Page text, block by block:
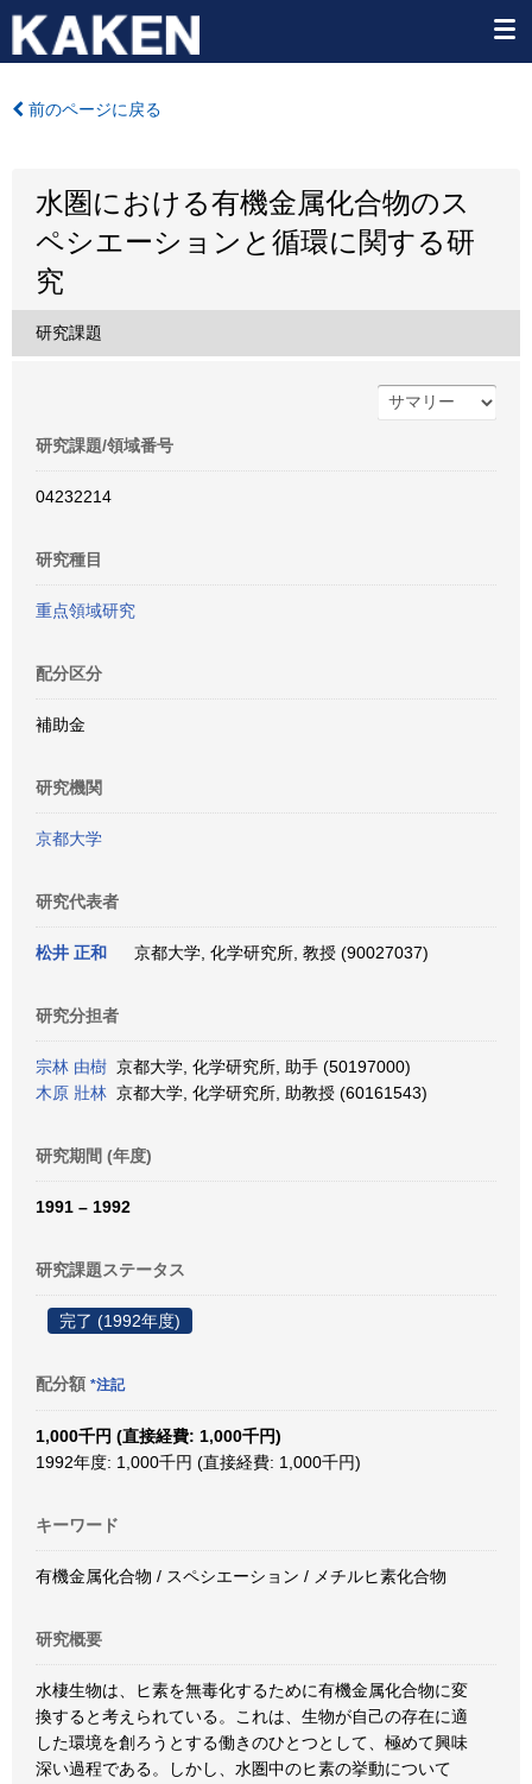
前のページに戻る
水圏における有機金属化合物のス
ペシエーションと循環に関する研
究
研究課題
研究課題/領域番号
04232214
研究種目
重点領域研究
配分区分
補助金
研究機関
京都大学
研究代表者
松井 正和 京都大学, 化学研究所, 教授 (90027037)
研究分担者
宗林 由樹 京都大学, 化学研究所, 助手 (50197000)
木原 壯林 京都大学, 化学研究所, 助教授 (60161543)
研究期間 (年度)
1991 – 1992
研究課題ステータス
完了 (1992年度)
配分額 *注記
1,000千円 (直接経費: 1,000千円)
1992年度: 1,000千円 (直接経費: 1,000千円)
キーワード
有機金属化合物 / スペシエーション / メチルヒ素化合物
研究概要
水棲生物は、ヒ素を無毒化するために有機金属化合物に変
換すると考えられている。これは、生物が自己の存在に適
した環境を創ろうとする働きのひとつとして、極めて興味
深い過程である。しかし、水圏中のヒ素の挙動について